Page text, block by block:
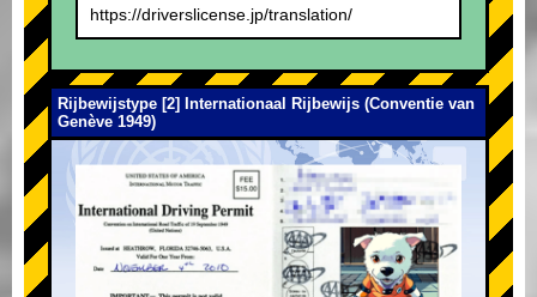
https://driverslicense.jp/translation/
Rijbewijstype [2] Internationaal Rijbewijs (Conventie van
Genève 1949)